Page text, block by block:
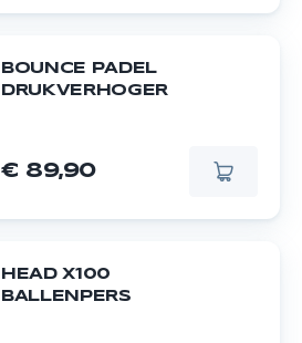
BOUNCE PADEL
DRUKVERHOGER
€ 89,90
HEAD X100
BALLENPERS